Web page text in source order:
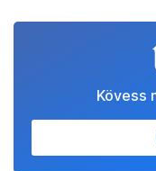
Kövess